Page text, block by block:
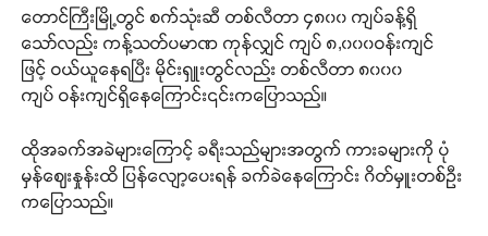
တောင်ကြီးမြို့တွင် စက်သုံးဆီ တစ်လီတာ ၄၈၀၀ ကျပ်ခန့်ရှိ
သော်လည်း ကန့်သတ်ပမာဏ ကုန်လျှင် ကျပ် ၈,၀၀၀ဝန်းကျင်
ဖြင့် ဝယ်ယူနေရပြီး မိုင်းရှူးတွင်လည်း တစ်လီတာ ၈၀၀၀
ကျပ် ဝန်းကျင်ရှိနေကြောင်း၎င်းကပြောသည်။
ထိုအခက်အခဲများကြောင့် ခရီးသည်များအတွက် ကားခများကို ပုံ
မှန်ဈေးနှုန်းထိ ပြန်လျော့ပေးရန် ခက်ခဲနေကြောင်း ဂိတ်မှူးတစ်ဦး
ကပြောသည်။